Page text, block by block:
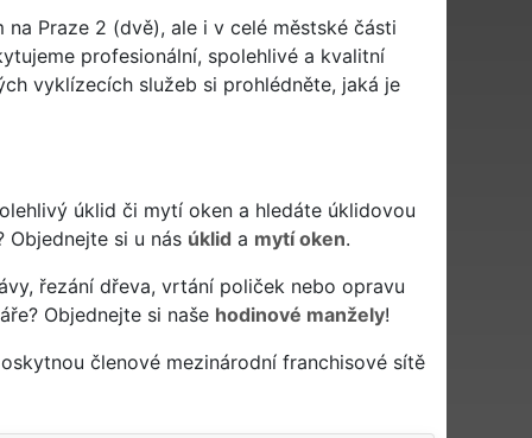
Praze 2 (dvě), ale i v celé městské části
profesionální, spolehlivé a kvalitní
vyklízecích služeb si prohlédněte, jaká je
úklid či mytí oken a hledáte úklidovou
si u nás úklid a mytí oken.
řezání dřeva, vrtání poliček nebo opravu
Objednejte si naše hodinové manžely!
členové mezinárodní franchisové sítě